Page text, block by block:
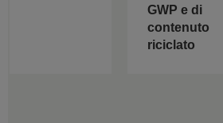
GWP e di
contenuto
riciclato